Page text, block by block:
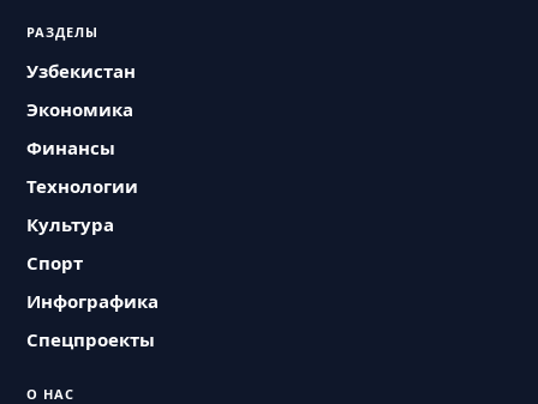
РАЗДЕЛЫ
Узбекистан
Экономика
Финансы
Технологии
Культура
Спорт
Инфографика
Спецпроекты
О НАС